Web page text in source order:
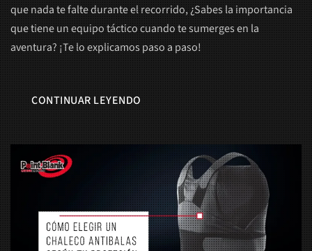
que nada te falte durante el recorrido, ¿Sabes la importancia
que tiene un equipo táctico cuando te sumerges en la
aventura? ¡Te lo explicamos paso a paso!
CONTINUAR LEYENDO